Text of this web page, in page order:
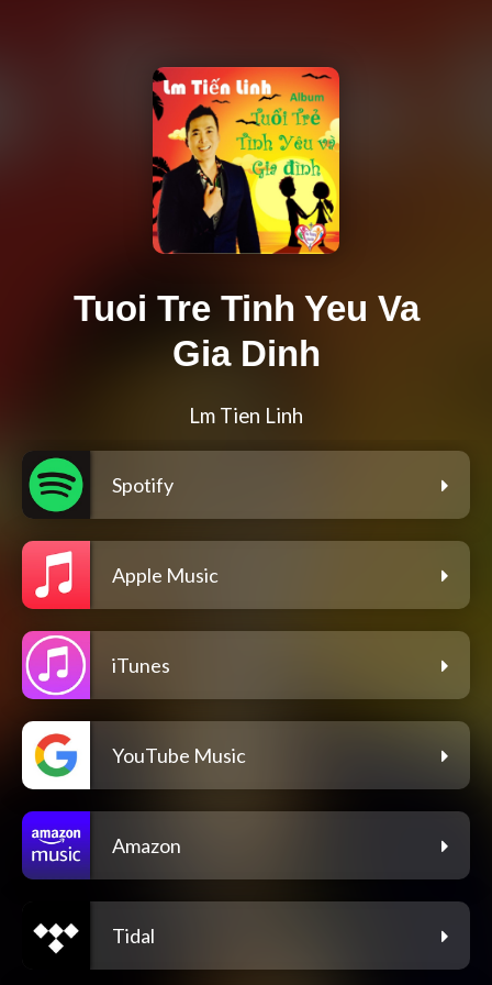
Tuoi Tre Tinh Yeu Va
Gia Dinh
Lm Tien Linh
Spotify
Apple Music
iTunes
YouTube Music
Amazon
Tidal